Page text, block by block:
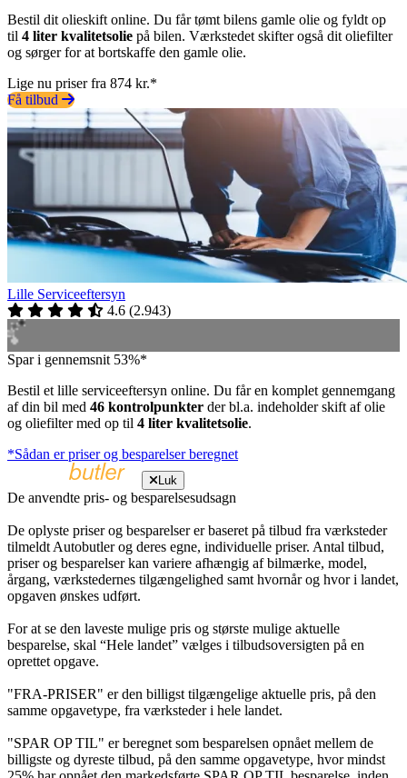
Bestil dit olieskift online. Du får tømt bilens gamle olie og fyldt op
til 4 liter kvalitetsolie på bilen. Værkstedet skifter også dit oliefilter
og sørger for at bortskaffe den gamle olie.
Lige nu priser fra 874 kr.*
Få tilbud
Lille Serviceeftersyn
4.6 (2.943)
Spar i gennemsnit 53%*
Bestil et lille serviceeftersyn online. Du får en komplet gennemgang
af din bil med 46 kontrolpunkter der bl.a. indeholder skift af olie
og oliefilter med op til 4 liter kvalitetsolie.
*Sådan er priser og besparelser beregnet
Luk
De anvendte pris- og besparelsesudsagn
De oplyste priser og besparelser er baseret på tilbud fra værksteder
tilmeldt Autobutler og deres egne, individuelle priser. Antal tilbud,
priser og besparelser kan variere afhængig af bilmærke, model,
årgang, værkstedernes tilgængelighed samt hvornår og hvor i landet,
opgaven ønskes udført.
For at se den laveste mulige pris og største mulige aktuelle
besparelse, skal “Hele landet” vælges i tilbudsoversigten på en
oprettet opgave.
"FRA-PRISER" er den billigst tilgængelige aktuelle pris, på den
samme opgavetype, fra værksteder i hele landet.
"SPAR OP TIL" er beregnet som besparelsen opnået mellem de
billigste og dyreste tilbud, på den samme opgavetype, hvor mindst